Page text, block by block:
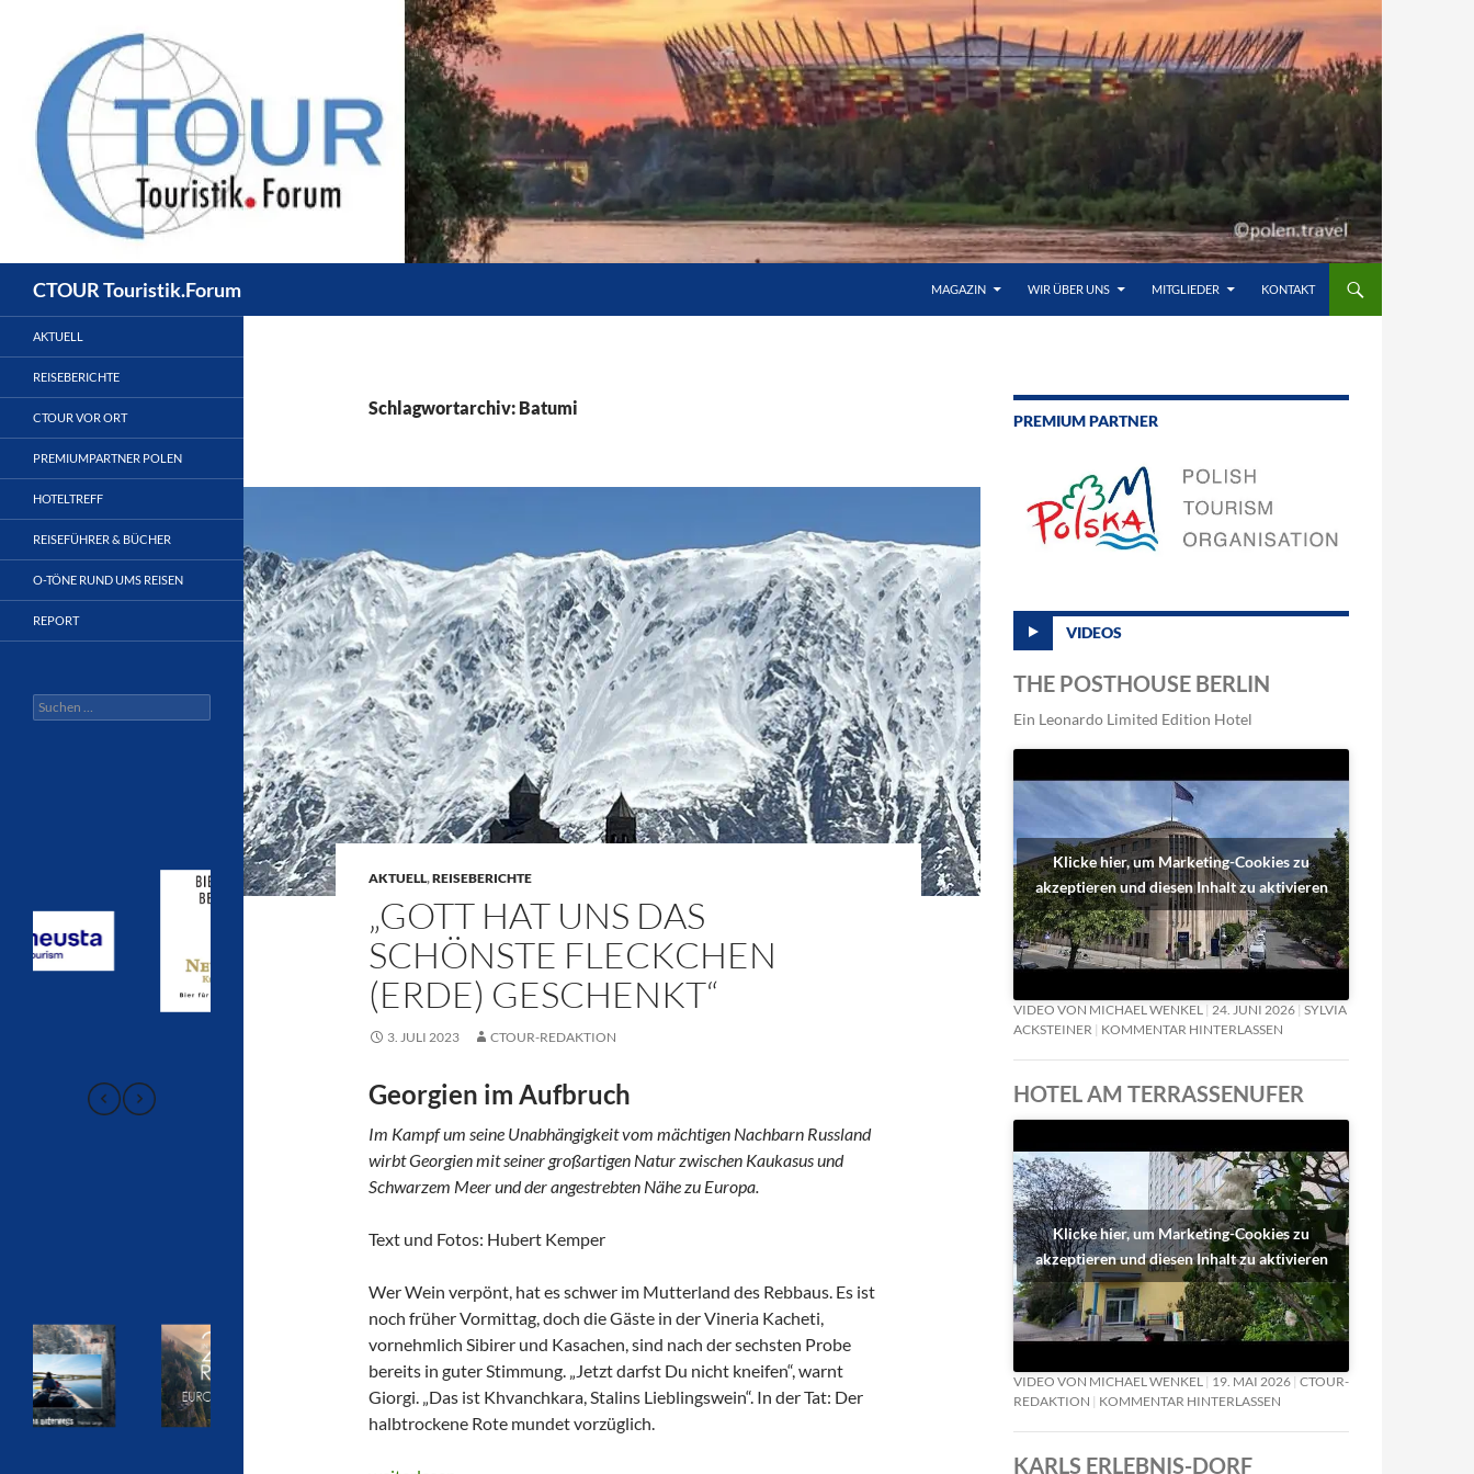
springen
CTOUR Touristik.Forum MAGAZIN WIR ÜBER UNS MITGLIEDER KONTAKT
Schlagwortarchiv: Batumi
AKTUELL,REISEBERICHTE
„GOTT HAT UNS DAS
SCHÖNSTE FLECKCHEN
(ERDE) GESCHENKT“
3. JULI 2023 CTOUR-REDAKTION
Georgien im Aufbruch
Im Kampf um seine Unabhängigkeit vom mächtigen Nachbarn Russland
wirbt Georgien mit seiner großartigen Natur zwischen Kaukasus und
Schwarzem Meer und der angestrebten Nähe zu Europa.
Text und Fotos: Hubert Kemper
Wer Wein verpönt, hat es schwer im Mutterland des Rebbaus. Es ist
noch früher Vormittag, doch die Gäste in der Vineria Kacheti,
vornehmlich Sibirer und Kasachen, sind nach der sechsten Probe
bereits in guter Stimmung. „Jetzt darfst Du nicht kneifen“, warnt
Giorgi. „Das ist Khvanchkara, Stalins Lieblingswein“. In der Tat: Der
halbtrockene Rote mundet vorzüglich.
PREMIUM PARTNER
VIDEOS
THE POSTHOUSE BERLIN
Ein Leonardo Limited Edition Hotel
Klicke hier, um Marketing-Cookies zu
akzeptieren und diesen Inhalt zu aktivieren
VIDEO VON MICHAEL WENKEL 24. JUNI 2026 SYLVIA
ACKSTEINER
KOMMENTAR HINTERLASSEN
HOTEL AM TERRASSENUFER
Klicke hier, um Marketing-Cookies zu
akzeptieren und diesen Inhalt zu aktivieren
VIDEO VON MICHAEL WENKEL 19. MAI 2026 CTOUR-
REDAKTION
KOMMENTAR HINTERLASSEN
KARLS ERLEBNIS-DORF
AKTUELL
REISEBERICHTE
CTOUR VOR ORT
PREMIUMPARTNER POLEN
HOTELTREFF
REISEFÜHRER & BÜCHER
O-TÖNE RUND UMS REISEN
REPORT
Suchen
nach: